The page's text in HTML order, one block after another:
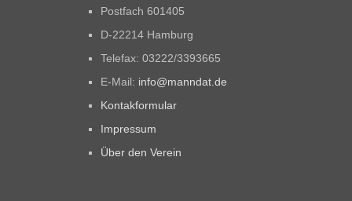
Postfach 601405
D-22214 Hamburg
Telefax: 03222/3393665
E-Mail: info@manndat.de
Kontakformular
Impressum
Über den Verein